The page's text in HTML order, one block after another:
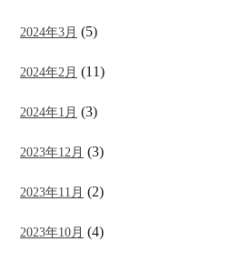
2024年3月 (5)
2024年2月 (11)
2024年1月 (3)
2023年12月 (3)
2023年11月 (2)
2023年10月 (4)